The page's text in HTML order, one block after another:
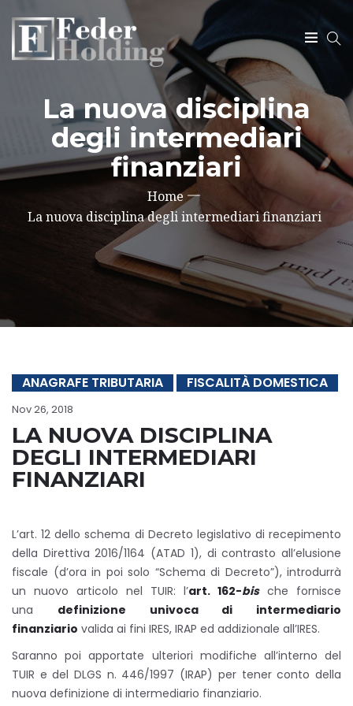
SEARCH
La nuova disciplina
degli intermediari
finanziari
Home
La nuova disciplina degli intermediari finanziari
ANAGRAFE TRIBUTARIA FISCALITÀ DOMESTICA
Nov 26, 2018
LA NUOVA DISCIPLINA
DEGLI INTERMEDIARI
FINANZIARI
L’art. 12 dello schema di Decreto legislativo di recepimento
della Direttiva 2016/1164 (ATAD 1), di contrasto all’elusione
fiscale (d’ora in poi solo “Schema di Decreto”), introdurrà
un nuovo articolo nel TUIR: l’art. 162-bische fornisce
una definizione univoca di intermediario
finanziario valida ai fini IRES, IRAP ed addizionale all’IRES.
Saranno poi apportate ulteriori modifiche all’interno del
TUIR e del DLGS n. 446/1997 (IRAP) per tener conto della
nuova definizione di intermediario finanziario.